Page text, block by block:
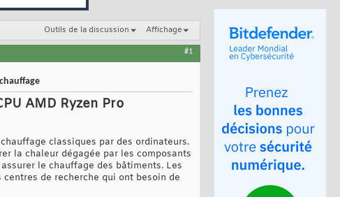
Outils de la discussion Affichage
#1
AMD Ryzen Pro
classiques par des ordinateurs.
la chaleur dégagée par les composants
le chauffage des bâtiments. Les
de recherche qui ont besoin de